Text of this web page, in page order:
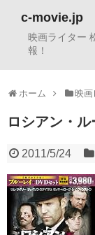
c-movie.jp
映画ライター
報！
ホーム 映画
ロシアン・
2011/5/24